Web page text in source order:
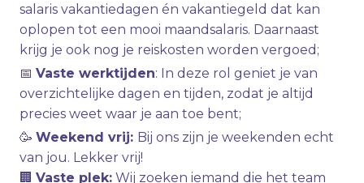
salaris vakantiedagen én vakantiegeld dat kan
oplopen tot een mooi maandsalaris. Daarnaast
krijg je ook nog je reiskosten worden vergoed;
📅 Vaste werktijden: In deze rol geniet je van
overzichtelijke dagen en tijden, zodat je altijd
precies weet waar je aan toe bent;
🥳 Weekend vrij: Bij ons zijn je weekenden echt
van jou. Lekker vrij!
🏢 Vaste plek: Wij zoeken iemand die het team